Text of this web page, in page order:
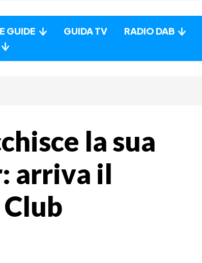
GUIDE GUIDA TV RADIO DAB
la sua
arriva il